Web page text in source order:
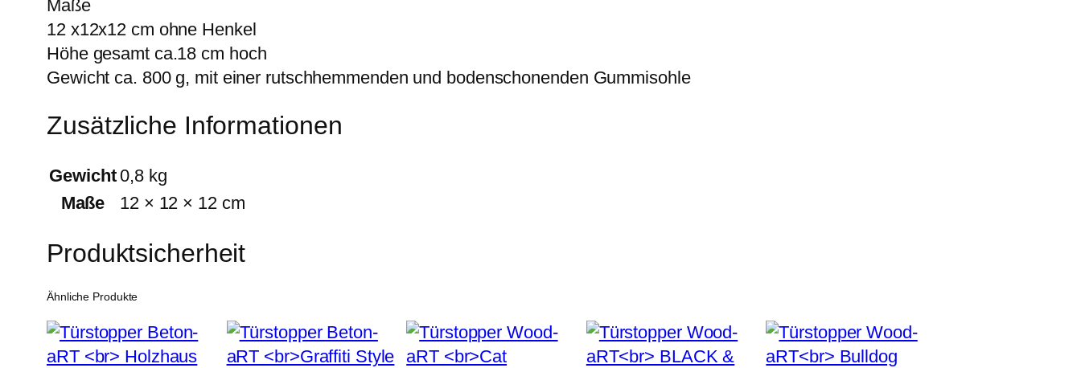
Maße
12 x12x12 cm ohne Henkel
Höhe gesamt ca.18 cm hoch
Gewicht ca. 800 g, mit einer rutschhemmenden und bodenschonenden Gummisohle
Zusätzliche Informationen
Gewicht0,8 kg
Maße
12 × 12 × 12 cm
Produktsicherheit
Ähnliche Produkte